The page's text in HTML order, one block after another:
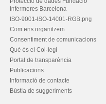
Infermeres Barcelona
ISO-9001-ISO-14001-RGB.png
Com ens organitzem
Consentiment de comunicacions
Què és el Col·legi
Portal de transparència
Publicacions
Informació de contacte
Bústia de suggeriments